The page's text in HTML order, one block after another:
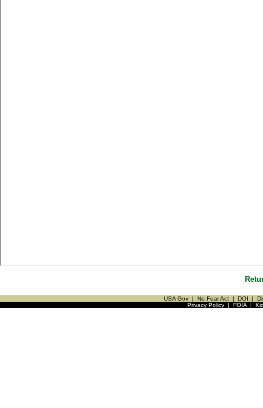
USA Gov | No Fear Act | DOI |
Privacy Policy| FOIA|